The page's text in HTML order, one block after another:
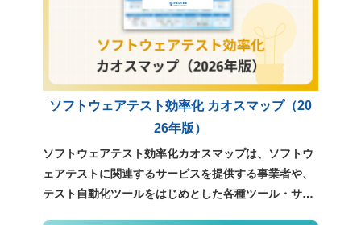
ソフトウェアテスト効率化 カオスマップ（20
26年版）
ソフトウェアテスト効率化カオスマップは、ソフトウ
ェアテストに関連するサービスを提供する事業者や、
テスト自動化ツールをはじめとした各種ツール・サー